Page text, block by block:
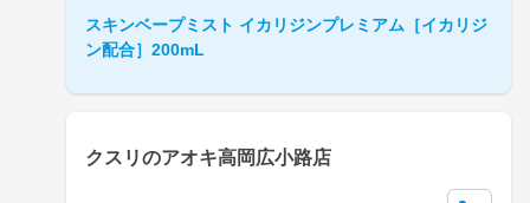
スキンベープミスト イカリジンプレミアム［イカリジ
ン配合］200mL
クスリのアオキ高岡広小路店